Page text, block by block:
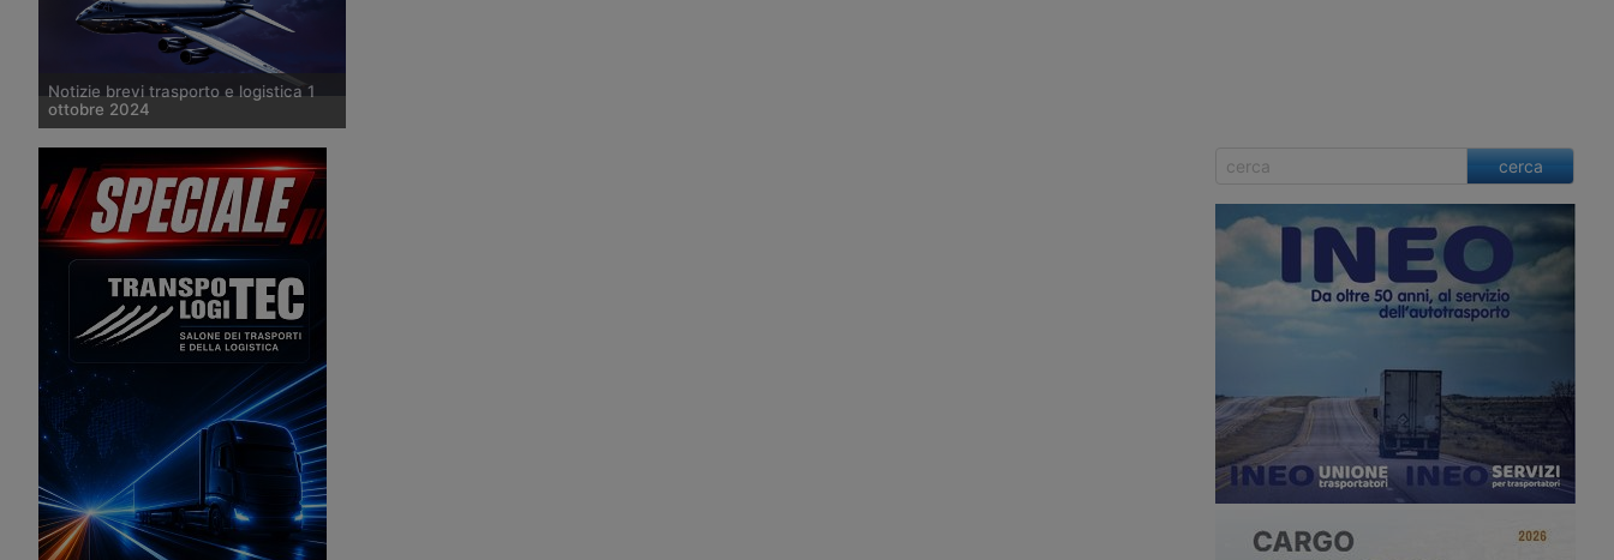
Notizie brevi trasporto e logistica 1
ottobre 2024
Cresce il cargo aereo globale –
Logistica del freddo nel Centro-Sud –
Rinnovato Ccnl agenzie marittime – UE
stanzia 2,5 miliardi per infrastrutture –
Frejus: interruzioni e senso unico
alternato
cerca